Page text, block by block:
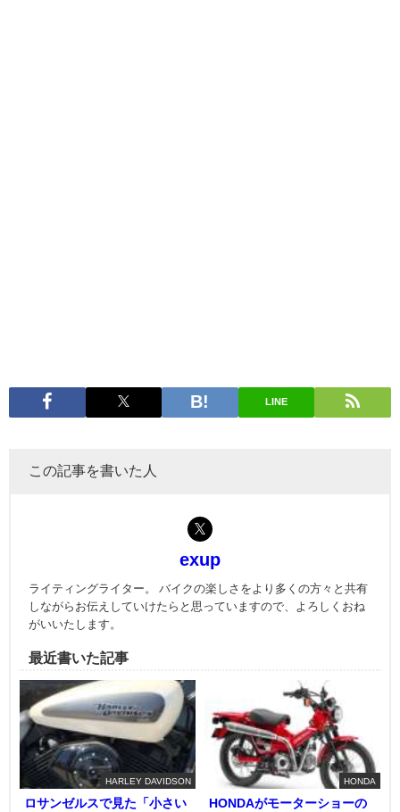
LINE
この記事を書いた人
exup
ライティングライター。 バイクの楽しさをより多くの方々と共有
しながらお伝えしていけたらと思っていますので、よろしくおね
がいいたします。
最近書いた記事
HARLEY DAVIDSON
ロサンゼルスで見た「小さい
HONDA
HONDAがモーターショーの